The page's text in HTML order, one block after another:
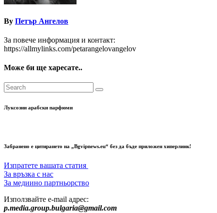
By Петър Ангелов
За повече информация и контакт:
https://allmylinks.com/petarangelovangelov
Може би ще харесате..
Луксозни арабски парфюми
Забранено е цитирането на „Bgvipnews.eu“ без да бъде приложен хиперлинк!
Изпратете вашата статия
За връзка с нас
За медиино партньорство
Използвайте e-mail адрес:
p.media.group.bulgaria@gmail.com